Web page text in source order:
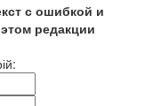
с ошибкой и
редакции